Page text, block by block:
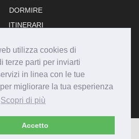
utilizza cookies di
terze parti per inviarti
in linea con le tue
migliorare la tua esperienza
Scopri di più
Accetto
DORMIRE
ITINERARI
ADERISCI
2026 - Tutti i diritti riservati.